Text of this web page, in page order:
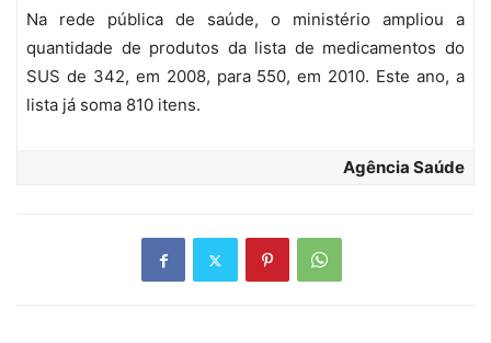
Na rede pública de saúde, o ministério ampliou a
quantidade de produtos da lista de medicamentos do
SUS de 342, em 2008, para 550, em 2010. Este ano, a
lista já soma 810 itens.
Agência Saúde